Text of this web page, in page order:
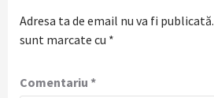
Adresa ta de email nu va fi publicată.
sunt marcate cu *
Comentariu *